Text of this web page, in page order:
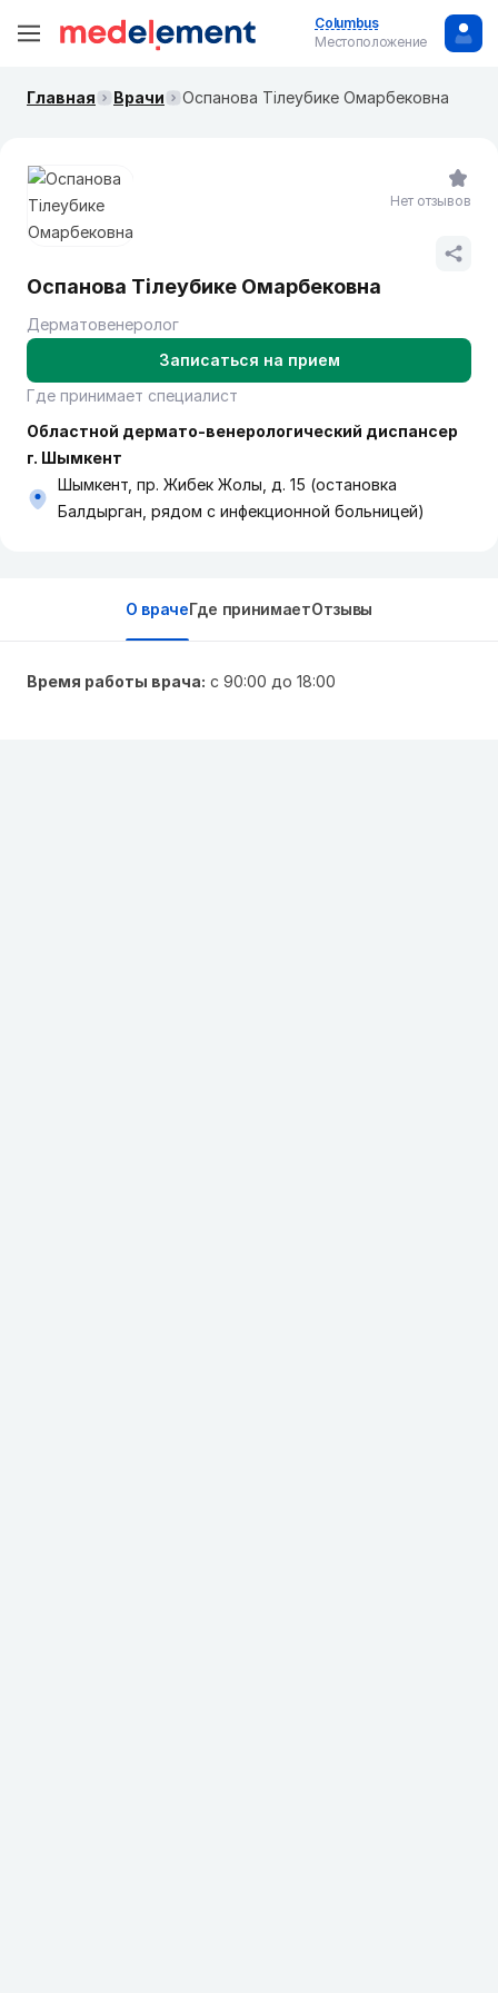
Columbus
Местоположение
Главная Врачи Оспанова Тілеубике Омарбековна
Оспанова Тілеубике Омарбековна
Дерматовенеролог
Записаться на прием
Где принимает специалист
Областной дермато-венерологический диспансер
г. Шымкент
Шымкент, пр. Жибек Жолы, д. 15 (остановка
Балдырган, рядом с инфекционной больницей)
Нет отзывов
О врачеГде принимаетОтзывы
Время работы врача: с 90:00 до 18:00